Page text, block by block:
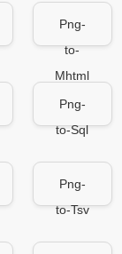
Png-
to-
Mhtml
Png-
to-Sql
Png-
to-Tsv